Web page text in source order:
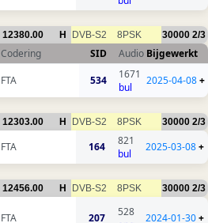
12380.00 H DVB-S2 8PSK 30000 2/3
Codering SID Audio Bijgewerkt
FTA 534
1671
bul
2025-04-08+
12303.00 H DVB-S2 8PSK 30000 2/3
FTA 164
821
bul
2025-03-08+
12456.00 H DVB-S2 8PSK 30000 2/3
FTA
207
528
2024-01-30+